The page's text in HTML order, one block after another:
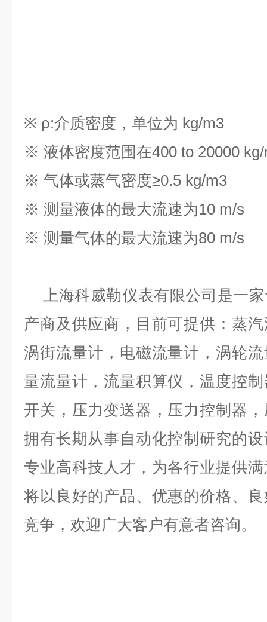
※ ρ:介质密度，单位为 kg/m3
※ 液体密度范围在400 to 20000
※ 气体或蒸气密度≥0.5 kg/m3
※ 测量液体的最大流速为10 m/s
※ 测量气体的最大流速为80 m/s
上海科威勒仪表有限公司是一
产商及供应商，目前可提供：蒸
涡街流量计，电磁流量计，涡轮
量流量计，流量积算仪，温度控
开关，压力变送器，压力控制器
拥有长期从事自动化控制研究的
专业高科技人才，为各行业提供
将以良好的产品、优惠的价格、
竞争，欢迎广大客户有意者咨询。